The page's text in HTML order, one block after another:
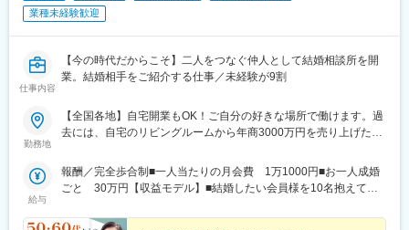
業種未経験歓迎
仕事内容
【今の時代だからこそ】二人をつなぐ仲人として結婚相談所を開
業。結婚相手をご紹介する仕事／未経験が9割
勤務地
【全国各地】自宅開業もOK！ご自分の好きな場所で働けます。過
去には、自宅のリビングルームから年商3000万円を売り上げた方
給与
報酬／完全歩合制■一人当たりの月会費 1万1000円■お一人成婚
ごと 30万円【収益モデル】■結婚したい会員様を10名抱えてい
方の収益実績もご紹介！＞◆兵庫県 40代・女性・2017年2月開